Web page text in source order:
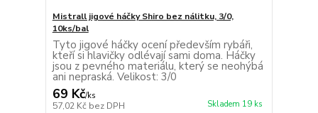
Mistrall jigové háčky Shiro bez nálitku, 3/0,
10ks/bal
Tyto jigové háčky ocení především rybáři,
kteří si hlavičky odlévají sami doma. Háčky
jsou z pevného materiálu, který se neohýbá
ani nepraská. Velikost: 3/0
69 Kč/ks
57,02 Kč bez DPH Skladem 19 ks